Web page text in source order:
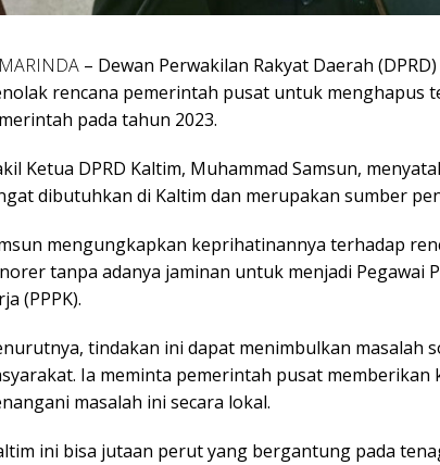
– Dewan Perwakilan Rakyat Daerah
rencana pemerintah pusat untuk menghapus
pada tahun 2023.
Ketua DPRD Kaltim, Muhammad Samsun,
dibutuhkan di Kaltim dan merupakan sumber
mengungkapkan keprihatinannya terhadap
tanpa adanya jaminan untuk menjadi Pegawai
(PPPK).
tindakan ini dapat menimbulkan masalah
Ia meminta pemerintah pusat
masalah ini secara lokal.
ini bisa jutaan perut yang bergantung pada